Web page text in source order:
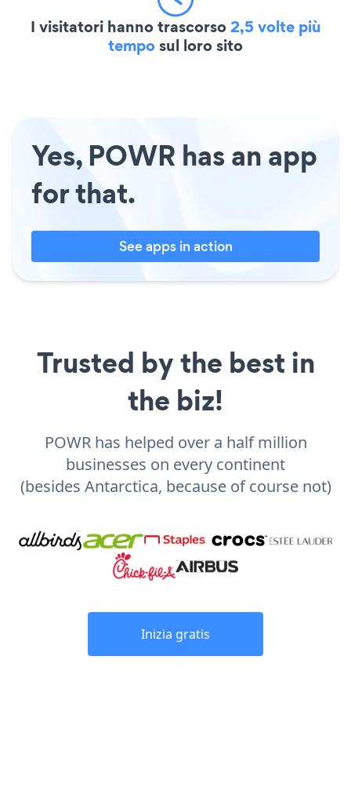
I visitatori hanno trascorso2,5 volte più
temposul loro sito
Yes, POWR has an app
for that.
See apps in action
Trusted by the best in
the biz!
POWR has helped over a half million
businesses on every continent
(besides Antarctica, because of course not)
Inizia gratis